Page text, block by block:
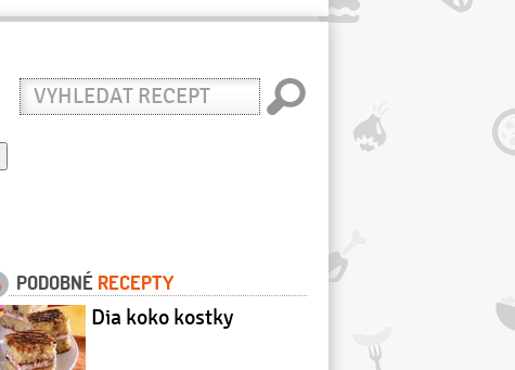
Vyhledat
recept
PODOBNÉ RECEPTY
Dia koko kostky